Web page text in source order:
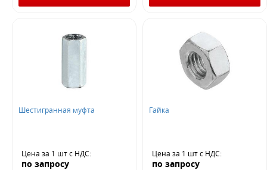
Шестигранная муфта
Цена за 1 штс НДС:
по запросу
Гайка
Цена за 1 штс НДС:
по запросу